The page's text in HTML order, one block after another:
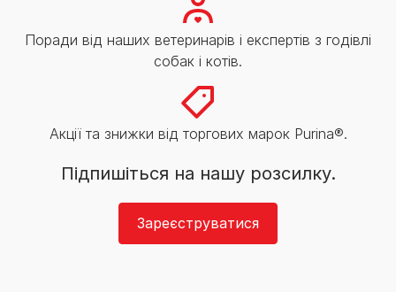
Поради від наших ветеринарів і експертів з годівлі
собак і котів.
Акції та знижки від торгових марок Purina®.
Підпишіться на нашу розсилку.
Зареєструватися